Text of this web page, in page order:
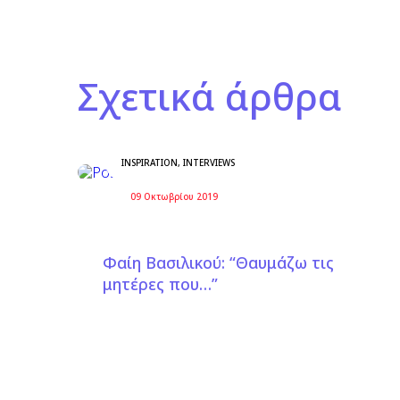
Σχετικά άρθρα
INSPIRATION, INTERVIEWS
09 Οκτωβρίου 2019
Φαίη Βασιλικού: “Θαυμάζω τις
μητέρες που…”